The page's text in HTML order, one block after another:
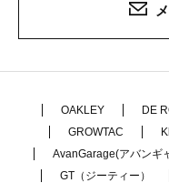
OAKLEY DE
GROWTAC
AvanGarage(アバンギ
GT（ジーティー）